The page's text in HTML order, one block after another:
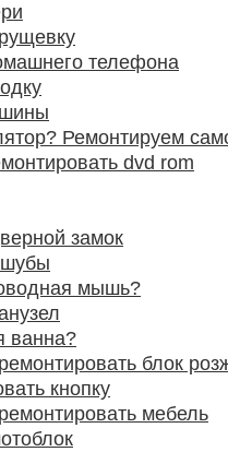
телефона
Ремонтируем
dvd rom
замок
шубы
мышь?
ванна?
блок
кнопку
мебель